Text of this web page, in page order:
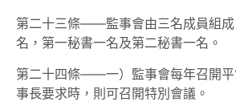
第二十三條——監事會由三名成員組成
名，第一秘書一名及第二秘書一名。
第二十四條——一）監事會每年召開平
事長要求時，則可召開特別會議。